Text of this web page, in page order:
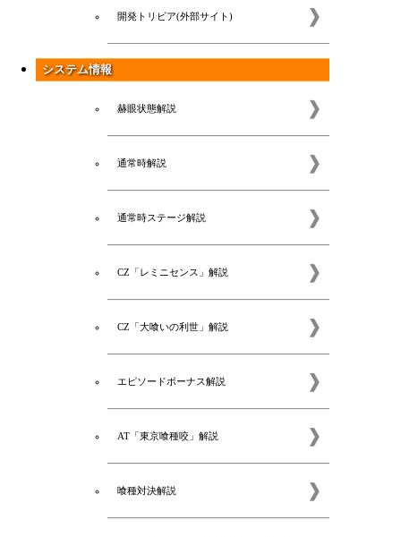
開発トリビア(外部サイト)
システム情報
赫眼状態解説
通常時解説
通常時ステージ解説
CZ「レミニセンス」解説
CZ「大喰いの利世」解説
エピソードボーナス解説
AT「東京喰種咬」解説
喰種対決解説